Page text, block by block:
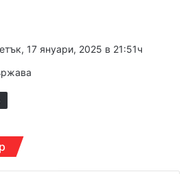
17 януари, 2025 в 21:51ч